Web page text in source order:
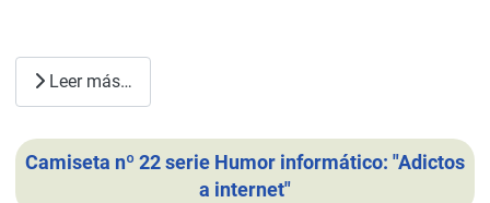
Leer más…
Camiseta nº 22 serie Humor informático: "Adictos
a internet"